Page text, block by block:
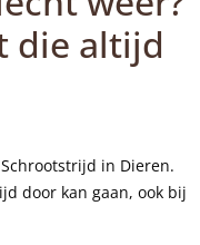
die altijd
in Dieren.
door kan gaan, ook bij